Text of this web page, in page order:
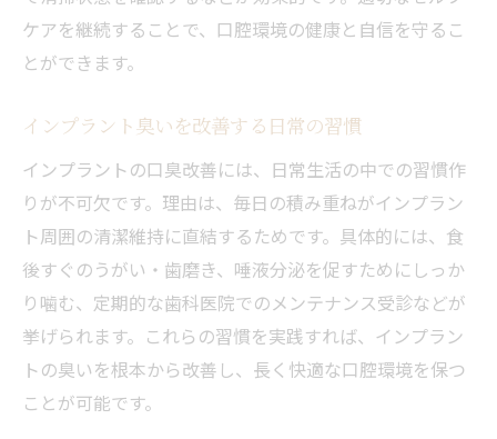
ケアを継続することで、口腔環境の健康と自信を守るこ
とができます。
インプラント臭いを改善する日常の習慣
インプラントの口臭改善には、日常生活の中での習慣作
りが不可欠です。理由は、毎日の積み重ねがインプラン
ト周囲の清潔維持に直結するためです。具体的には、食
後すぐのうがい・歯磨き、唾液分泌を促すためにしっか
り噛む、定期的な歯科医院でのメンテナンス受診などが
挙げられます。これらの習慣を実践すれば、インプラン
トの臭いを根本から改善し、長く快適な口腔環境を保つ
ことが可能です。